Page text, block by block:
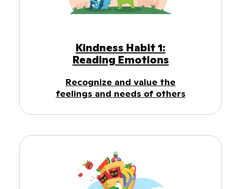
Kindness Habit 1:
Reading Emotions
Recognize and value the
feelings and needs of others